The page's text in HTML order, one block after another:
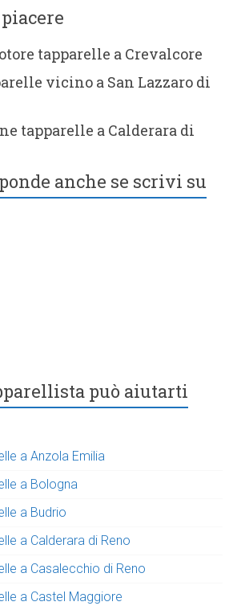
tapparelle a Crevalcore
vicino a San Lazzaro di
tapparelle a Calderara di
anche se scrivi su
può aiutarti
a Anzola Emilia
a Bologna
a Budrio
a Calderara di Reno
a Casalecchio di Reno
a Castel Maggiore